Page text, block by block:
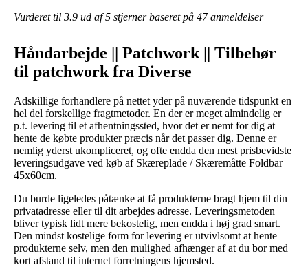
Vurderet til 3.9 ud af 5 stjerner baseret på 47anmeldelser
Håndarbejde || Patchwork || Tilbehør
til patchwork fra Diverse
Adskillige forhandlere på nettet yder på nuværende tidspunkt en
hel del forskellige fragtmetoder. En der er meget almindelig er
p.t. levering til et afhentningssted, hvor det er nemt for dig at
hente de købte produkter præcis når det passer dig. Denne er
nemlig yderst ukompliceret, og ofte endda den mest prisbevidste
leveringsudgave ved køb af Skæreplade / Skæremåtte Foldbar
45x60cm.
Du burde ligeledes påtænke at få produkterne bragt hjem til din
privatadresse eller til dit arbejdes adresse. Leveringsmetoden
bliver typisk lidt mere bekostelig, men endda i høj grad smart.
Den mindst kostelige form for levering er utvivlsomt at hente
produkterne selv, men den mulighed afhænger af at du bor med
kort afstand til internet forretningens hjemsted.